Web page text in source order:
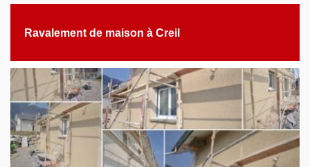
Ravalement de maison à Creil